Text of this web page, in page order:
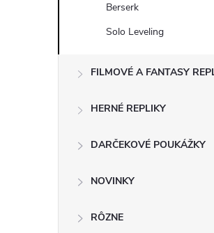
Berserk
Solo Leveling
FILMOVÉ A FANTASY
HERNÉ REPLIKY
DARČEKOVÉ POUKÁŽKY
NOVINKY
RÔZNE